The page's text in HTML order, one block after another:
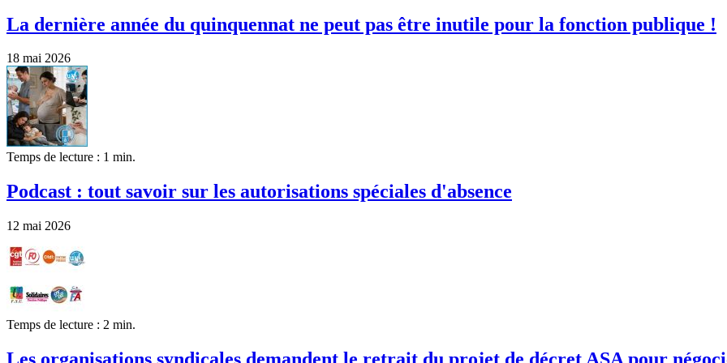
La dernière année du quinquennat ne peut pas être inutile pour la fonction publique !
18 mai 2026
Temps de lecture : 1 min.
Podcast : tout savoir sur les autorisations spéciales d'absence
12 mai 2026
Temps de lecture : 2 min.